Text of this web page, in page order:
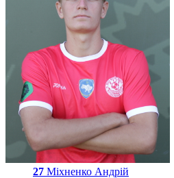
27 Міхненко Андрій